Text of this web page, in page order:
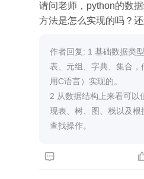
请问老师，python的数
方法是怎么实现的吗？
作者回复: 1 基础数据类
表、元组、字典、集合
用C语言）实现的。
2 从数据结构上来看可以
现表、树、图、栈以及根
查找操作。
